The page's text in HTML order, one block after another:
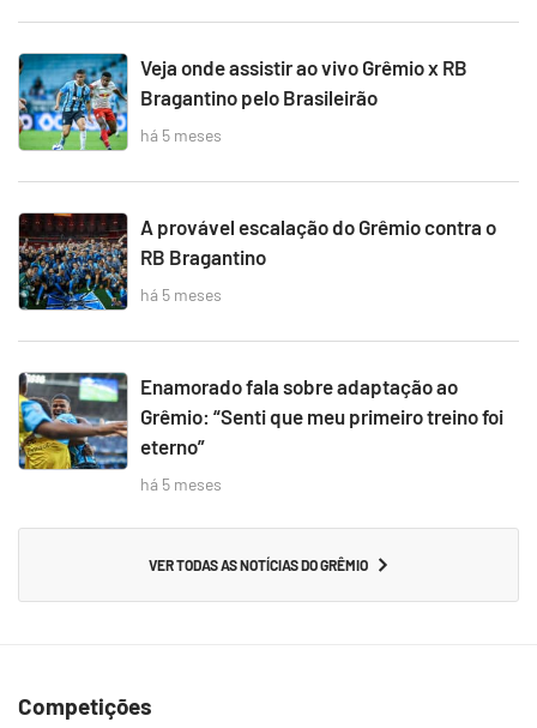
Veja onde assistir ao vivo Grêmio x RB
Bragantino pelo Brasileirão
há 5 meses
A provável escalação do Grêmio contra o
RB Bragantino
há 5 meses
Enamorado fala sobre adaptação ao
Grêmio: “Senti que meu primeiro treino foi
eterno”
há 5 meses
VER TODAS AS NOTÍCIAS DO GRÊMIO
Competições